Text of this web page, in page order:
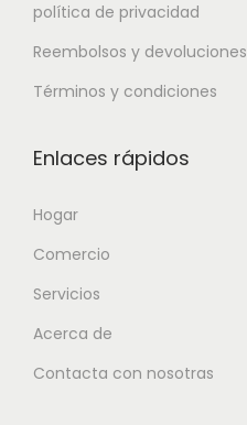
política de privacidad
Reembolsos y devoluciones
Términos y condiciones
Enlaces rápidos
Hogar
Comercio
Servicios
Acerca de
Contacta con nosotras